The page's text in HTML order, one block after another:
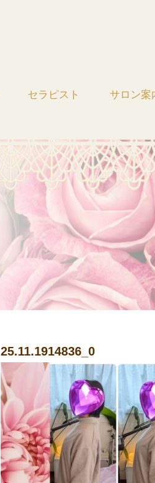
セラピスト サロン案
25.11.1914836_0